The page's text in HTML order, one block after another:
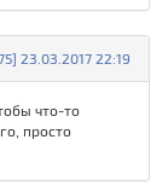
23.03.2017 22:19
что-то
просто